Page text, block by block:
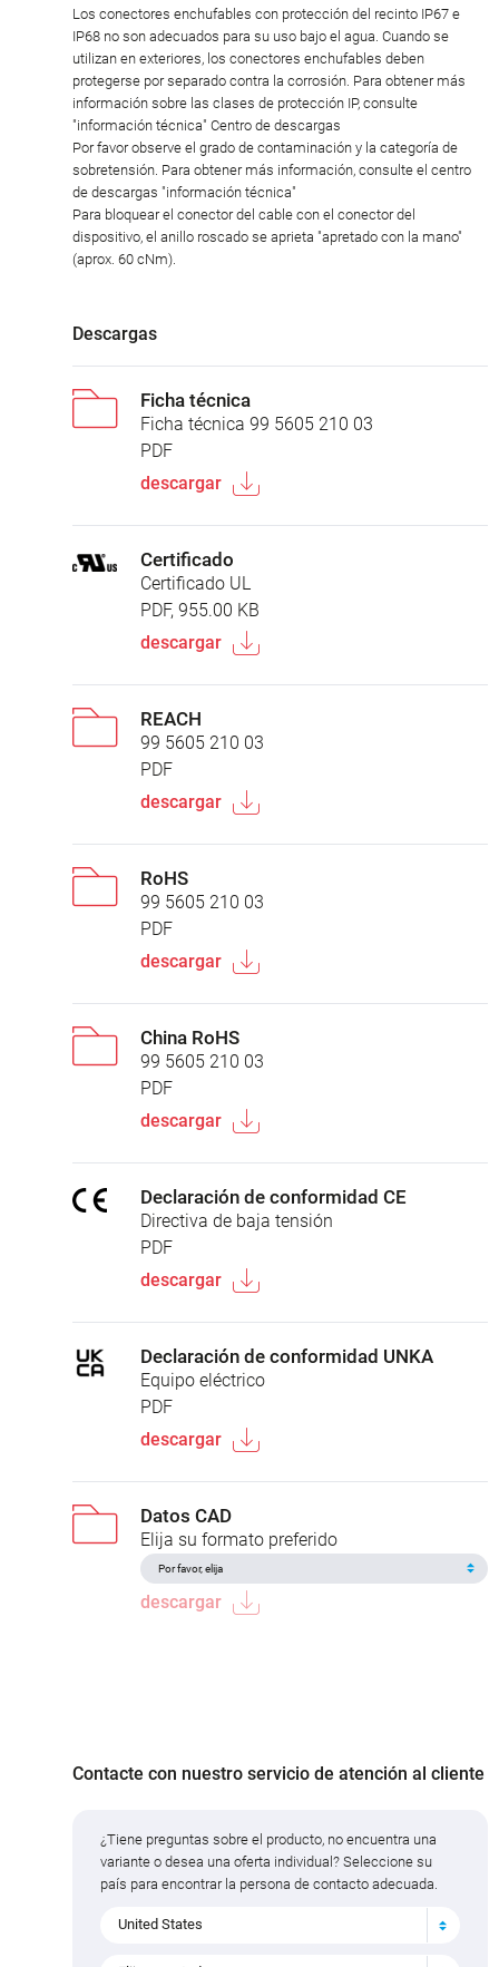
Los conectores enchufables con protección del recinto IP67 e
IP68 no son adecuados para su uso bajo el agua. Cuando se
utilizan en exteriores, los conectores enchufables deben
protegerse por separado contra la corrosión. Para obtener más
información sobre las clases de protección IP, consulte
"información técnica" Centro de descargas
Por favor observe el grado de contaminación y la categoría de
sobretensión. Para obtener más información, consulte el centro
de descargas "información técnica"
Para bloquear el conector del cable con el conector del
dispositivo, el anillo roscado se aprieta "apretado con la mano"
(aprox. 60 cNm).
Descargas
Ficha técnica
Ficha técnica 99 5605 210 03
PDF
descargar
Certificado
Certificado UL
PDF, 955.00 KB
descargar
REACH
99 5605 210 03
PDF
descargar
RoHS
99 5605 210 03
PDF
descargar
China RoHS
99 5605 210 03
PDF
descargar
Declaración de conformidad CE
Directiva de baja tensión
PDF
descargar
Declaración de conformidad UNKA
Equipo eléctrico
PDF
descargar
Datos CAD
Elija su formato preferido
descargar
Contacte con nuestro servicio de atención al cliente
¿Tiene preguntas sobre el producto, no encuentra una
variante o desea una oferta individual? Seleccione su
país para encontrar la persona de contacto adecuada.
United States